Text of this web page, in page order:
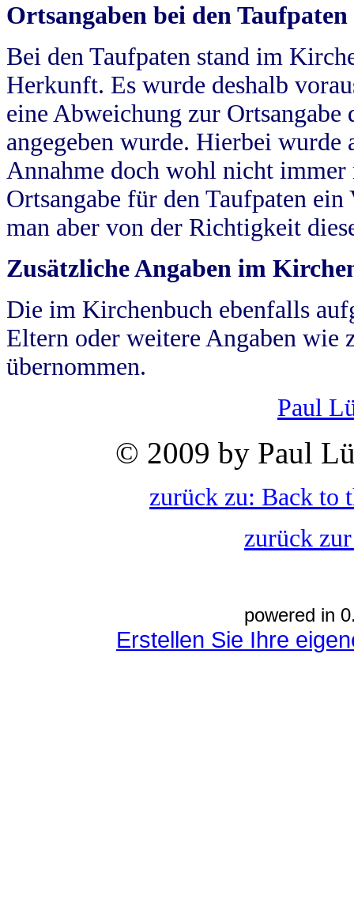
Ortsangaben bei den Taufpaten
Bei den Taufpaten stand im
Herkunft. Es wurde deshalb
eine Abweichung zur
angegeben wurde. Hierbei wurde
Annahme doch wohl nicht
Ortsangabe für den Taufpaten
man aber von der Richtigkeit
Zusätzliche Angaben im
Die im Kirchenbuch ebenfalls
Eltern oder weitere Angaben wie
übernommen.
Paul
© 2009 by Paul
zurück zu: Back to
zurück
powered in
Erstellen Sie Ihre